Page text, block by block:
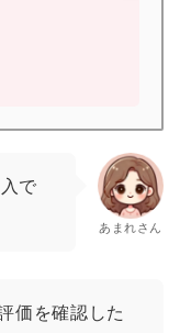
で
あまれさん
価を確認した